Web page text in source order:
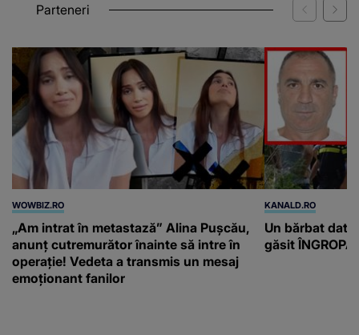
Parteneri
WOWBIZ.RO
„Am intrat în metastază” Alina Pușcău,
anunț cutremurător înainte să intre în
operație! Vedeta a transmis un mesaj
emoționant fanilor
KANALD.RO
Un bărbat dat
găsit